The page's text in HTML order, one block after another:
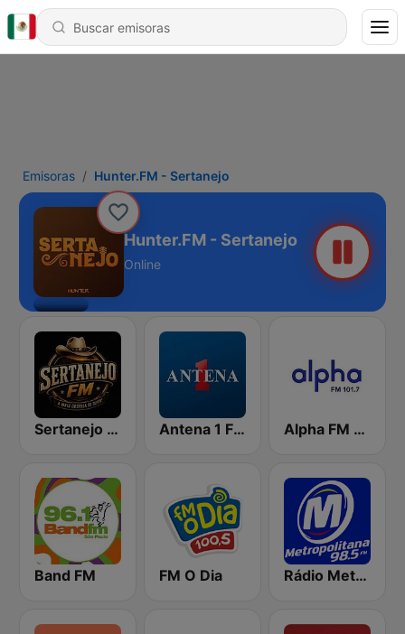
Emisoras Hunter.FM - Sertanejo
Hunter.FM - Sertanejo
Online
Sertanejo FM Antena 1 FM Alpha FM 101.7
Band FM FM O Dia Rádio Metropolitana 98.5 FM